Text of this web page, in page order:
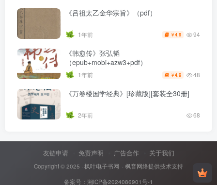
《吕祖太乙金华宗旨》（pdf）
1年前 ￥4.9 94
《韩愈传》张弘韬
（epub+mobi+azw3+pdf）
1年前 ￥4.9 48
《万卷楼国学经典》[珍藏版][套装全30册]
2年前 68
友链申请 免责声明 广告合作 关于我们
Copyright © 2025 · 枫叶电子书网 · 枫音网络提供技术支持
备案号： 湘ICP备2024086901号-1